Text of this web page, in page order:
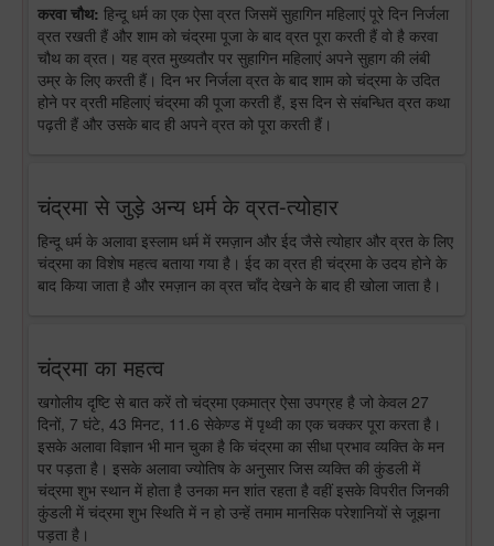
करवा चौथ: हिन्दू धर्म का एक ऐसा व्रत जिसमें सुहागिन महिलाएं पूरे दिन निर्जला
व्रत रखती हैं और शाम को चंद्रमा पूजा के बाद व्रत पूरा करती हैं वो है करवा
चौथ का व्रत। यह व्रत मुख्यतौर पर सुहागिन महिलाएं अपने सुहाग की लंबी
उम्र के लिए करती हैं। दिन भर निर्जला व्रत के बाद शाम को चंद्रमा के उदित
होने पर व्रती महिलाएं चंद्रमा की पूजा करती हैं, इस दिन से संबन्धित व्रत कथा
पढ़ती हैं और उसके बाद ही अपने व्रत को पूरा करती हैं।
चंद्रमा से जुड़े अन्य धर्म के व्रत-त्योहार
हिन्दू धर्म के अलावा इस्लाम धर्म में रमज़ान और ईद जैसे त्योहार और व्रत के लिए
चंद्रमा का विशेष महत्व बताया गया है। ईद का व्रत ही चंद्रमा के उदय होने के
बाद किया जाता है और रमज़ान का व्रत चाँद देखने के बाद ही खोला जाता है।
चंद्रमा का महत्व
खगोलीय दृष्टि से बात करें तो चंद्रमा एकमात्र ऐसा उपग्रह है जो केवल 27
दिनों, 7 घंटे, 43 मिनट, 11.6 सेकेण्ड में पृथ्वी का एक चक्कर पूरा करता है।
इसके अलावा विज्ञान भी मान चुका है कि चंद्रमा का सीधा प्रभाव व्यक्ति के मन
पर पड़ता है। इसके अलावा ज्योतिष के अनुसार जिस व्यक्ति की कुंडली में
चंद्रमा शुभ स्थान में होता है उनका मन शांत रहता है वहीं इसके विपरीत जिनकी
कुंडली में चंद्रमा शुभ स्थिति में न हो उन्हें तमाम मानसिक परेशानियों से जूझना
पड़ता है।